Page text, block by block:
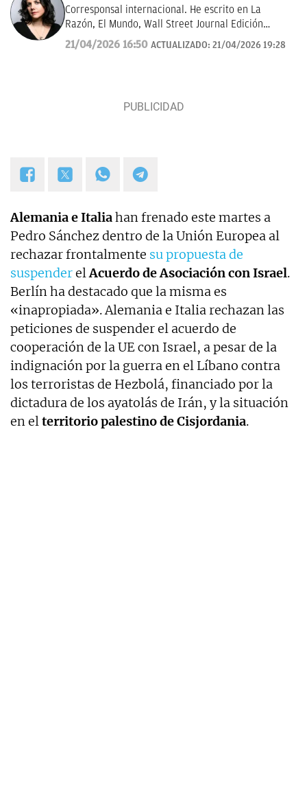
Corresponsal internacional. He escrito en La
Razón, El Mundo, Wall Street Journal Edición
Américas.
21/04/2026 16:50 ACTUALIZADO: 21/04/2026 19:28
Alemania e Italiahan frenado este martes a
Pedro Sánchez dentro de la Unión Europea al
rechazar frontalmente su propuesta de
suspenderelAcuerdo de Asociación con Israel.
Berlín ha destacado que la misma es
«inapropiada». Alemania e Italia rechazan las
peticiones de suspender el acuerdo de
cooperación de la UE con Israel, a pesar de la
indignación por la guerra en el Líbano contra
los terroristas de Hezbolá, financiado por la
dictadura de los ayatolás de Irán, y la situación
en elterritorio palestino de Cisjordania.